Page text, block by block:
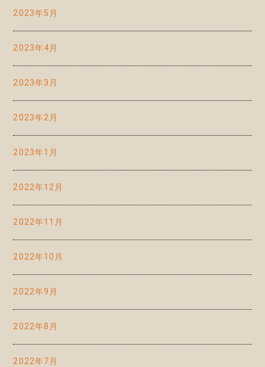
2023年5月
2023年4月
2023年3月
2023年2月
2023年1月
2022年12月
2022年11月
2022年10月
2022年9月
2022年8月
2022年7月